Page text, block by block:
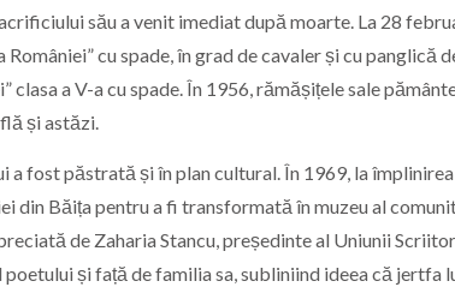
său a venit imediat după moarte. La 28
României” cu spade, în grad de cavaler și cu
clasa a V-a cu spade. În 1956, rămășițele sale
și astăzi.
fost păstrată și în plan cultural. În 1969, la împlinirea
din Băița pentru a fi transformată în muzeu al
de Zaharia Stancu, președinte al Uniunii
și față de familia sa, subliniind ideea că jertfa